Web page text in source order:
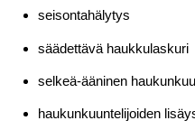
seisontahälytys
säädettävä haukkulaskuri
selkeä-ääninen
haukunkuuntelijoiden